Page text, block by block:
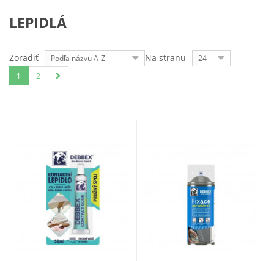
LEPIDLÁ
Zoradiť Podľa názvu A-Z Na stranu
24
1
2